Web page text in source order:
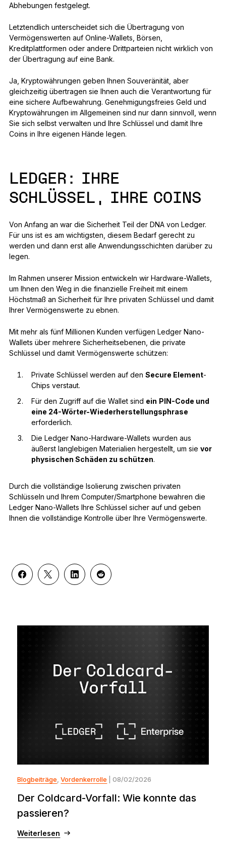
Abhebungen festgelegt.
Letztendlich unterscheidet sich die Übertragung von
Vermögenswerten auf Online-Wallets, Börsen,
Kreditplattformen oder andere Drittparteien nicht wirklich von
der Übertragung auf eine Bank.
Ja, Kryptowährungen geben Ihnen Souveränität, aber
gleichzeitig übertragen sie Ihnen auch die Verantwortung für
eine sichere Aufbewahrung. Genehmigungsfreies Geld und
Kryptowährungen im Allgemeinen sind nur dann sinnvoll, wenn
Sie sich selbst verwalten und Ihre Schlüssel und damit Ihre
Coins in Ihre eigenen Hände legen.
LEDGER: IHRE
SCHLÜSSEL, IHRE COINS
Von Anfang an war die Sicherheit Teil der DNA von Ledger.
Für uns ist es am wichtigsten, diesem Bedarf gerecht zu
werden und dann erst alle Anwendungsschichten darüber zu
legen.
Im Rahmen unserer Mission entwickeln wir Hardware-Wallets,
um Ihnen den Weg in die finanzielle Freiheit mit einem
Höchstmaß an Sicherheit für Ihre privaten Schlüssel und damit
Ihrer Vermögenswerte zu ebnen.
Mit mehr als fünf Millionen Kunden verfügen Ledger Nano-
Wallets über mehrere Sicherheitsebenen, die private
Schlüssel und damit Vermögenswerte schützen:
Private Schlüssel werden auf den Secure Element-
Chips verstaut.
Für den Zugriff auf die Wallet sind ein PIN-Code und
eine 24-Wörter-Wiederherstellungsphrase
erforderlich.
Die Ledger Nano-Hardware-Wallets wurden aus
äußerst langlebigen Materialien hergestellt, um sie vor
physischen Schäden zu schützen.
Durch die vollständige Isolierung zwischen privaten
Schlüsseln und Ihrem Computer/Smartphone bewahren die
Ledger Nano-Wallets Ihre Schlüssel sicher auf und geben
Ihnen die vollständige Kontrolle über Ihre Vermögenswerte.
Blogbeiträge ,Vordenkerrolle | 08/02/2026
Der Coldcard-Vorfall: Wie konnte das
passieren?
Weiterlesen